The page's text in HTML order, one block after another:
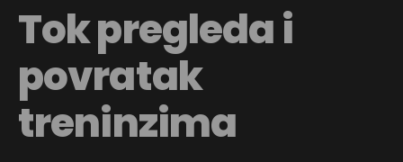
Tok pregleda i
povratak
treninzima